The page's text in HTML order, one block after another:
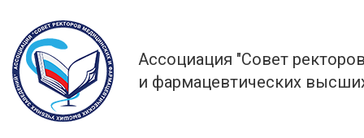
Ассоциация "Совет
и фармацевтических